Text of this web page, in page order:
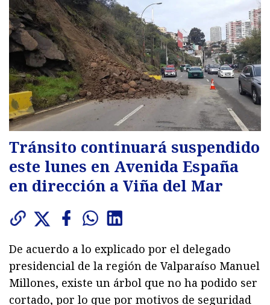
Tránsito continuará suspendido
este lunes en Avenida España
en dirección a Viña del Mar
De acuerdo a lo explicado por el delegado
presidencial de la región de Valparaíso Manuel
Millones, existe un árbol que no ha podido ser
cortado, por lo que por motivos de seguridad